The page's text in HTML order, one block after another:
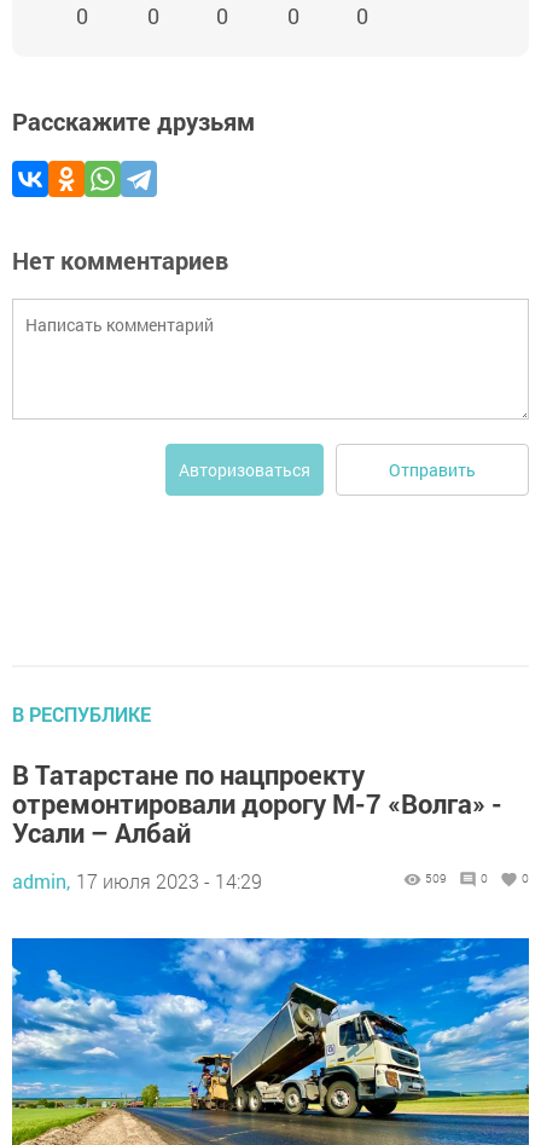
0 0 0 0 0
Расскажите друзьям
Нет комментариев
Авторизоваться Отправить
В РЕСПУБЛИКЕ
В Татарстане по нацпроекту
отремонтировали дорогу М-7 «Волга» -
Усали – Албай
admin, 17 июля 2023 - 14:29 509 0 0